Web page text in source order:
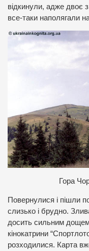
відкинули, адже двоє
все-таки наполягали
Гора
Повернулися і пішли
слизько і брудно.
досить сильним
кінокатрини
розходилися. Карта